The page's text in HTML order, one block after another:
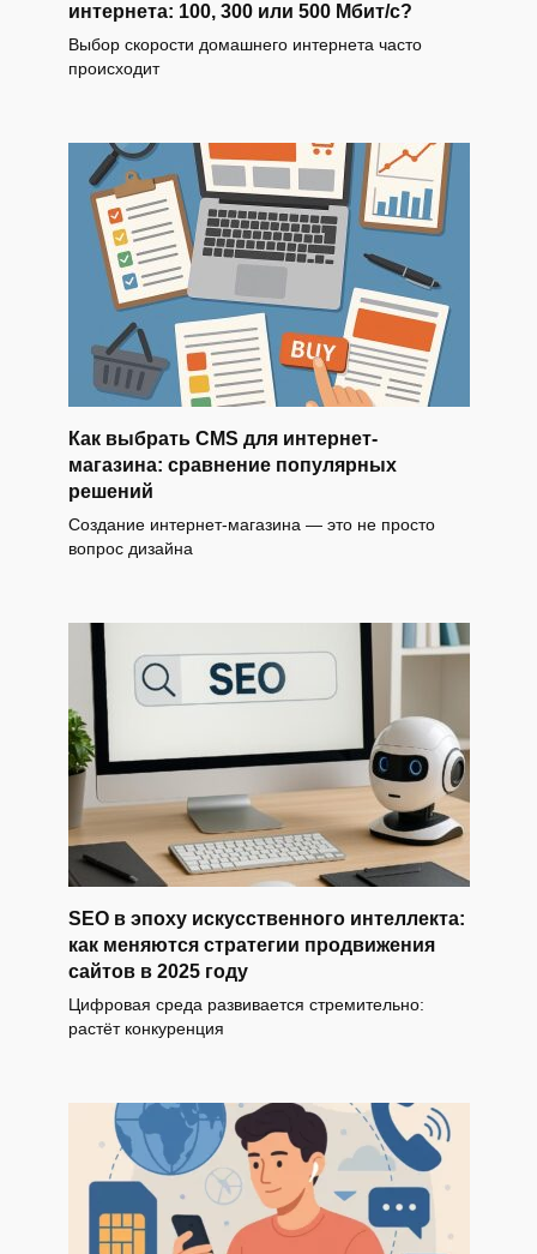
интернета: 100, 300 или 500 Мбит/с?
Выбор скорости домашнего интернета часто
происходит
Как выбрать CMS для интернет-
магазина: сравнение популярных
решений
Создание интернет-магазина — это не просто
вопрос дизайна
SEO в эпоху искусственного интеллекта:
как меняются стратегии продвижения
сайтов в 2025 году
Цифровая среда развивается стремительно:
растёт конкуренция